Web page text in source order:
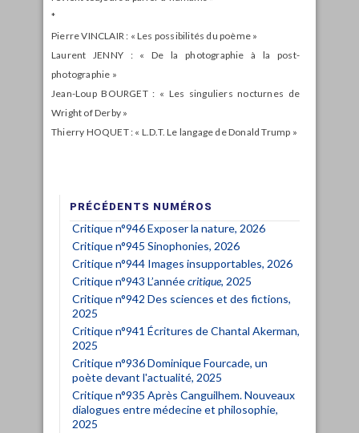
*
Pierre VINCLAIR : « Les possibilités du poème »
Laurent JENNY : « De la photographie à la post-
photographie »
Jean-Loup BOURGET : « Les singuliers nocturnes de
Wright of Derby »
Thierry HOQUET : « L.D.T. Le langage de Donald Trump »
PRÉCÉDENTS NUMÉROS
Critique n°946 Exposer la nature, 2026
Critique n°945 Sinophonies, 2026
Critique n°944 Images insupportables, 2026
Critique n°943 L’annéecritique, 2025
Critique n°942 Des sciences et des fictions,
2025
Critique n°941 Écritures de Chantal Akerman,
2025
Critique n°936 Dominique Fourcade, un
poète devant l'actualité, 2025
Critique n°935 Après Canguilhem. Nouveaux
dialogues entre médecine et philosophie,
2025